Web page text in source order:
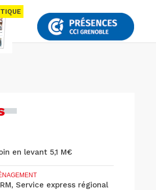
en levant 5,1 M€
Service express régional